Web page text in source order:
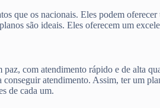
que os nacionais. Eles podem
são ideais. Eles oferecem um
com atendimento rápido e de alta
atendimento. Assim, ter um
de cada um.